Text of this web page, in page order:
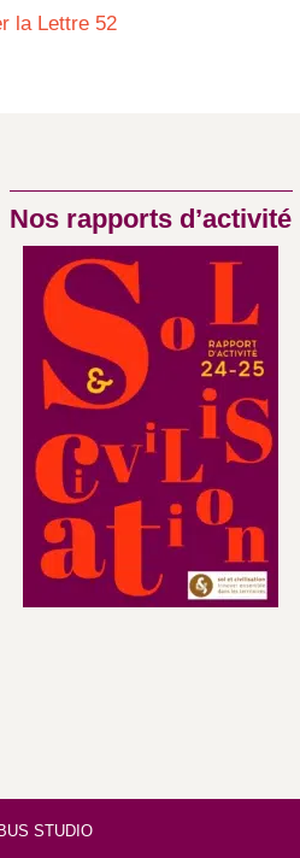
la Lettre 52
Nos rapports d’activité
STUDIO